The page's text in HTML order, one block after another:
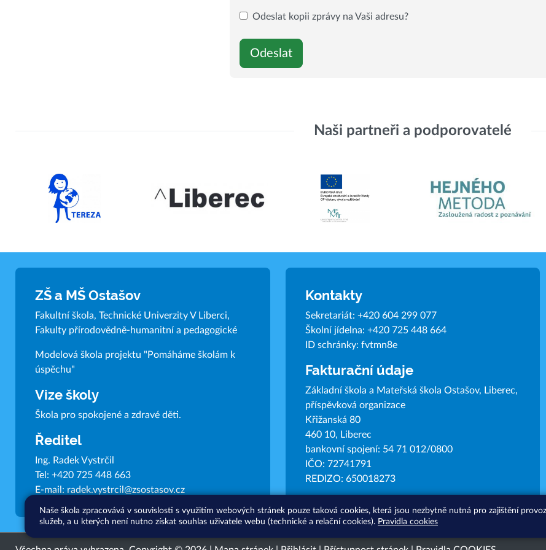
Odeslat kopii zprávy na Vaši adresu?
Naši partneři a podporovatelé
ZŠ a MŠ Ostašov
Fakultní škola, Technické Univerzity V Liberci,
Fakulty přírodovědně-humanitní a pedagogické
Modelová škola projektu "Pomáháme školám k
úspěchu"
Vize školy
Škola pro spokojené a zdravé děti.
Ředitel
Ing. Radek Vystrčil
Tel: +420 725 448 663
E-mail: radek.vystrcil@zsostasov.cz
Kontakty
Sekretariát: +420 604 299 077
Školní jídelna: +420 725 448 664
ID schránky: fvtmn8e
Fakturační údaje
Základní škola a Mateřská škola Ostašov, Liberec,
příspěvková organizace
Křižanská 80
460 10, Liberec
bankovní spojení: 54 71 012/0800
IČO: 72741791
REDIZO: 650018273
Naše škola zpracovává v souvislosti s využitím webových stránek pouze taková cookies, která jsou nezbytně nutná pro zajištění
služeb, a u kterých není nutno získat souhlas uživatele webu (technické a relační cookies). Pravidla cookies